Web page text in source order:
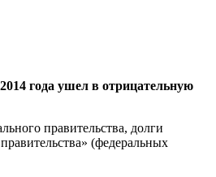
года ушел в отрицательную
правительства, долги
(федеральных